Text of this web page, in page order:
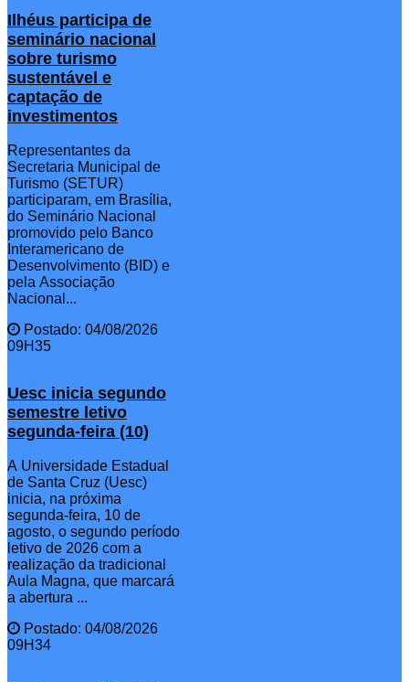
Ilhéus participa de
seminário nacional
sobre turismo
sustentável e
captação de
investimentos
Representantes da
Secretaria Municipal de
Turismo (SETUR)
participaram, em Brasília,
do Seminário Nacional
promovido pelo Banco
Interamericano de
Desenvolvimento (BID) e
pela Associação
Nacional...
Postado: 04/08/2026
09H35
Uesc inicia segundo
semestre letivo
segunda-feira (10)
A Universidade Estadual
de Santa Cruz (Uesc)
inicia, na próxima
segunda-feira, 10 de
agosto, o segundo período
letivo de 2026 com a
realização da tradicional
Aula Magna, que marcará
a abertura ...
Postado: 04/08/2026
09H34